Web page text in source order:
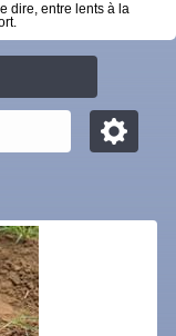
dire, entre lents à la